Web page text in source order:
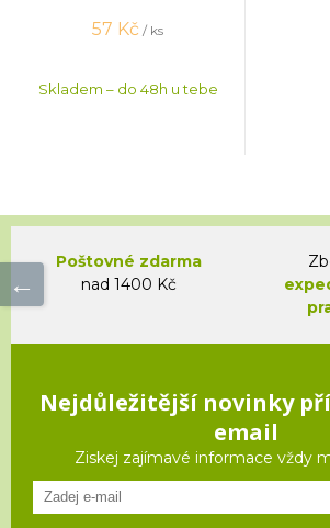
57 Kč / ks
Skladem – do 48h u tebe
Poštovné zdarma
nad 1400 Kč
Nejdůležitější novinky
email
Ziskej zajímavé informace vždy